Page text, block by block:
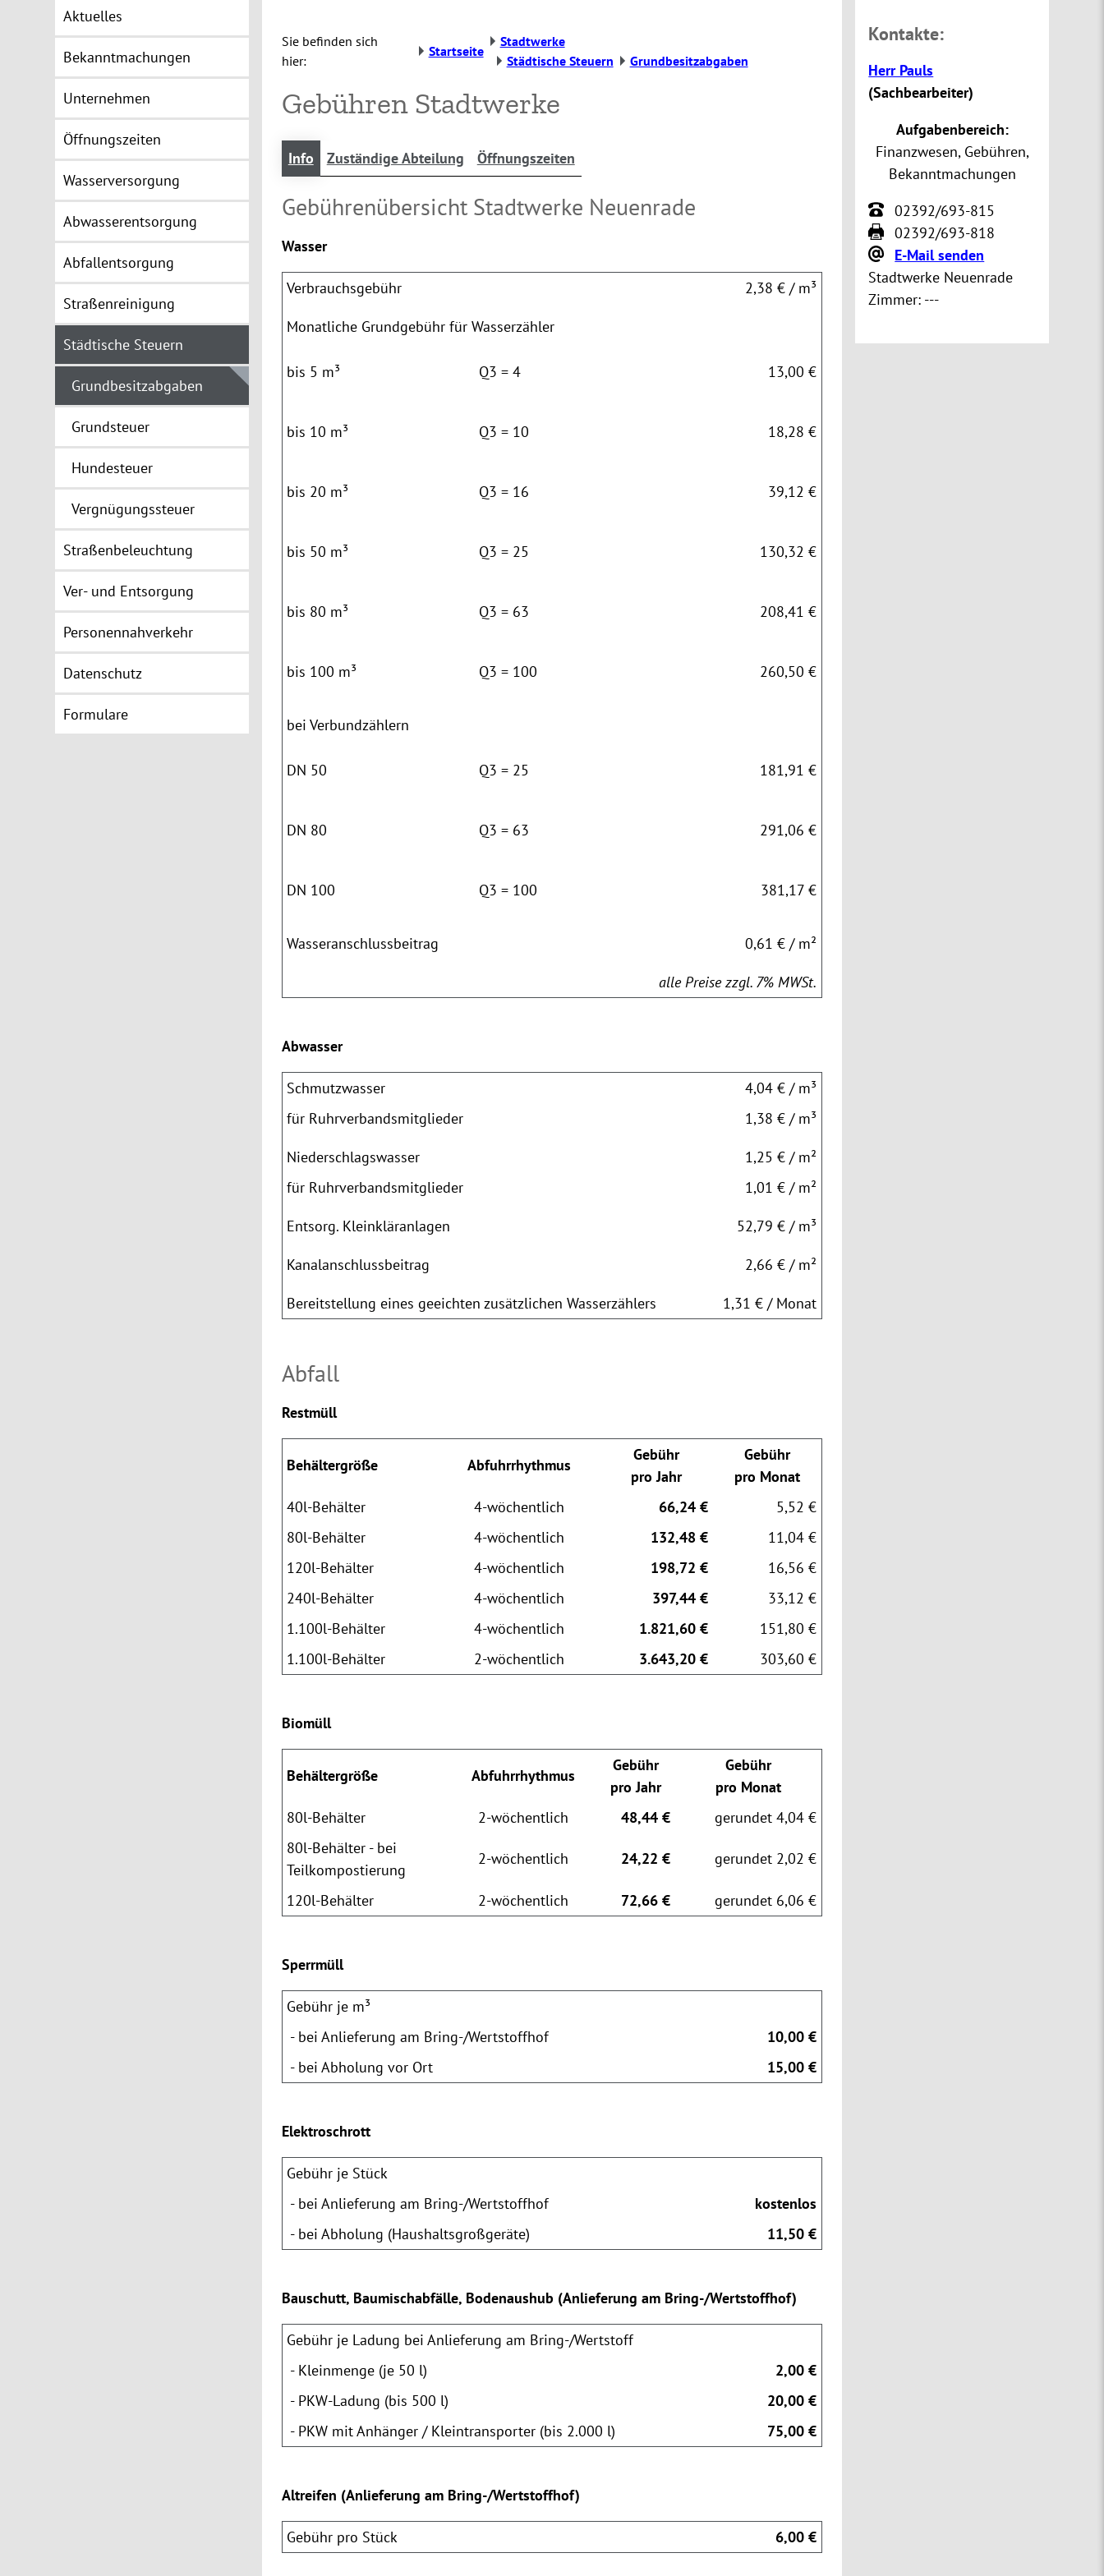
Aktuelles
Bekanntmachungen
Unternehmen
Öffnungszeiten
Wasserversorgung
Abwasserentsorgung
Abfallentsorgung
Straßenreinigung
Städtische Steuern
Grundbesitzabgaben
Grundsteuer
Hundesteuer
Vergnügungssteuer
Straßenbeleuchtung
Ver- und Entsorgung
Personennahverkehr
Datenschutz
Formulare
Sie befinden sich
hier:
Startseite
Stadtwerke
Städtische Steuern
Grundbesitzabgaben
Gebühren Stadtwerke
Info Zuständige Abteilung Öffnungszeiten
Gebührenübersicht Stadtwerke Neuenrade
Wasser
Verbrauchsgebühr 2,38 € / m³
Monatliche Grundgebühr für Wasserzähler
bis 5 m³ Q3 = 4 13,00 €
bis 10 m³ Q3 = 10 18,28 €
bis 20 m³ Q3 = 16 39,12 €
bis 50 m³ Q3 = 25 130,32 €
bis 80 m³ Q3 = 63 208,41 €
bis 100 m³ Q3 = 100 260,50 €
bei Verbundzählern
DN 50 Q3 = 25 181,91 €
DN 80 Q3 = 63 291,06 €
DN 100 Q3 = 100 381,17 €
Wasseranschlussbeitrag 0,61 € / m²
alle Preise zzgl. 7% MWSt.
Abwasser
Schmutzwasser
4,04 € / m³
für Ruhrverbandsmitglieder
1,38 € / m³
Niederschlagswasser
1,25 € / m²
für Ruhrverbandsmitglieder
1,01 € / m²
Entsorg. Kleinkläranlagen 52,79 € / m³
Kanalanschlussbeitrag 2,66 € / m²
Bereitstellung eines geeichten zusätzlichen Wasserzählers 1,31 € / Monat
Abfall
Restmüll
Behältergröße Abfuhrrhythmus
Gebühr
pro Jahr
Gebühr
pro Monat
40l-Behälter
4-wöchentlich 66,24 €
5,52 €
80l-Behälter
4-wöchentlich 132,48 €
11,04 €
120l-Behälter
4-wöchentlich 198,72 €
16,56 €
240l-Behälter
4-wöchentlich 397,44 €
33,12 €
1.100l-Behälter
4-wöchentlich 1.821,60 €
151,80 €
1.100l-Behälter
2-wöchentlich 3.643,20 € 303,60 €
Biomüll
Behältergröße Abfuhrrhythmus
Gebühr
pro Jahr
Gebühr
pro Monat
80l-Behälter
2-wöchentlich 48,44 €
gerundet 4,04 €
80l-Behälter - bei
Teilkompostierung
2-wöchentlich 24,22 € gerundet 2,02 €
120l-Behälter 2-wöchentlich 72,66 € gerundet 6,06 €
Sperrmüll
Gebühr je m³
- bei Anlieferung am Bring-/Wertstoffhof
10,00 €
- bei Abholung vor Ort
15,00 €
Elektroschrott
Gebühr je Stück
- bei Anlieferung am Bring-/Wertstoffhof
kostenlos
- bei Abholung (Haushaltsgroßgeräte)
11,50 €
Bauschutt, Baumischabfälle, Bodenaushub (Anlieferung am Bring-/Wertstoffhof)
Gebühr je Ladung bei Anlieferung am Bring-/Wertstoff
- Kleinmenge (je 50 l)
2,00 €
- PKW-Ladung (bis 500 l)
20,00 €
- PKW mit Anhänger / Kleintransporter (bis 2.000 l)
75,00 €
Altreifen (Anlieferung am Bring-/Wertstoffhof)
Gebühr pro Stück 6,00 €
Kontakte:
Herr Pauls
(Sachbearbeiter)
Aufgabenbereich:
Finanzwesen, Gebühren,
Bekanntmachungen
02392/693-815
02392/693-818
E-Mail senden
Stadtwerke Neuenrade
Zimmer: ---